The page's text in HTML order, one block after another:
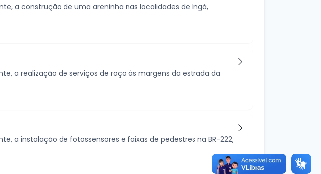
a construção de uma areninha nas localidades de Ingá,
a realização de serviços de roço às margens da estrada da
a instalação de fotossensores e faixas de pedestres na BR-222,